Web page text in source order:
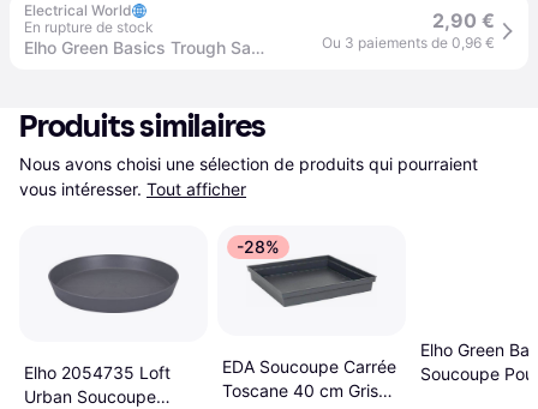
Electrical World
En rupture de stock
Elho Green Basics Trough Saucer 40cm - Living Black
2,90 €
Ou 3 paiements de 0,96 €
Produits similaires
Nous avons choisi une sélection de produits qui pourraient
vous intéresser. Tout afficher
Elho 2054735 Loft
Urban Soucoupe
-28%
EDA Soucoupe Carrée
Toscane 40 cm Gris
Elho Green
Soucoupe